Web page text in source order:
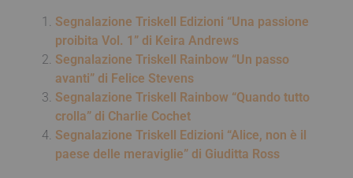
Segnalazione Triskell Edizioni “Una passione
proibita Vol. 1” di Keira Andrews
Segnalazione Triskell Rainbow “Un passo
avanti” di Felice Stevens
Segnalazione Triskell Rainbow “Quando tutto
crolla” di Charlie Cochet
Segnalazione Triskell Edizioni “Alice, non è il
paese delle meraviglie” di Giuditta Ross